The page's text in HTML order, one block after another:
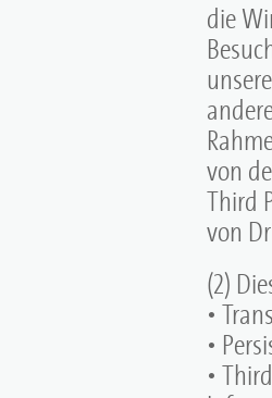
die
von
Third
von
(2)
•
•
•